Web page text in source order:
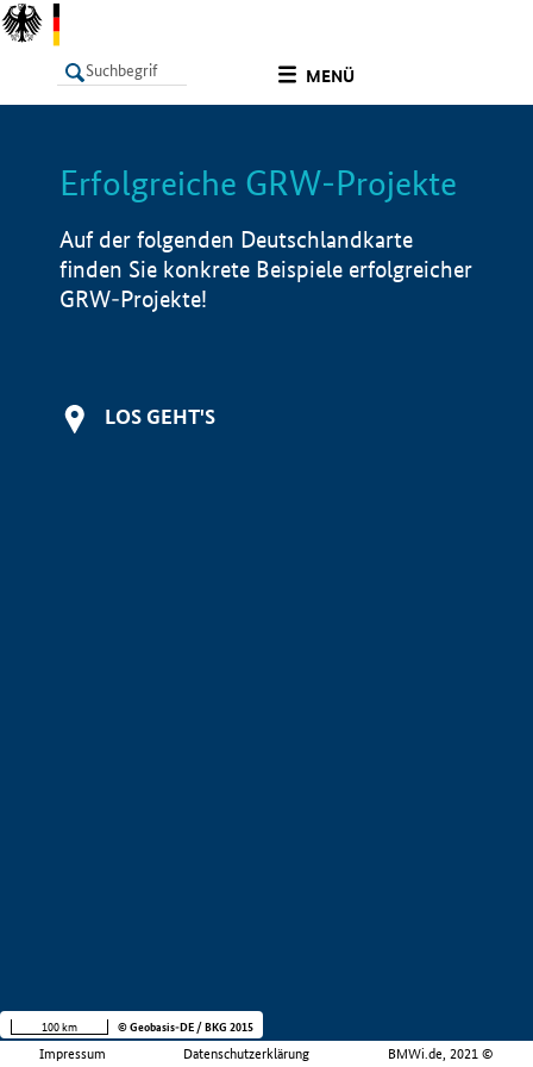
MENÜ
LISTE Info
Erfolgreiche GRW-Projekte
Auf der folgenden Deutschlandkarte
finden Sie konkrete Beispiele erfolgreicher
GRW-Projekte!
LOS GEHT'S
Impressum Datenschutzerklärung BMWi.de, 2021 ©
100 km © Geobasis-DE / BKG 2015